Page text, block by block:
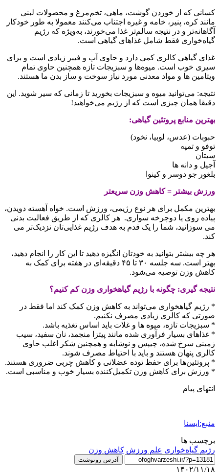
کسانی که از خوردن گوشت، ماهی، تخم‌مرغ و محصولات لبنی
مانند کره، پنیر، خامه و غیره اجتناب می‌کنند معمولا به طور خودکار
آگاهانه‌تر و در نتیجه سالم‌تر غذا می‌خورند، به‌ویژه که رژیم
گیاه‌خواری فقط شامل غذاهای گیاهی است.
غذای گیاهی کالری کمی دارد و حاوی آب و فیبر زیادی است و برای
سیری خوب است. میوه‌ها و سبزیجات تازه همچنین حاوی تمام
ویتامین ها و مواد معدنی مورد نیاز سوخت و ساز بدن ما هستند.
نتیجه: می‌توانید میوه و سبزیجات بخورید تا زمانی که سیر شوید. این
دقیقا همان چیزی است که از رژیم می‌خواهید!
بهترین منابع پروتئین گیاهی:
حبوبات (عدس، لوبیا، نخود)
توفو و تمپه
سیتان
آجیل و دانه ها
بلغور جو دوسر و کینوا
ورزش بیشتر = کاهش وزن سریعتر
بهترین مکمل برای هر نوع رژیمی، ورزش است. خواه آهسته دویدن،
پیاده روی یا دوچرخه سواری. هر کالری که از طریق فعالیت بدنی
می سوزانید، شما را یک قدم به هدف رژیم غذایی‌تان نزدیک‌تر می
کند.
هر چه بیشتر بتوانید به خودتان انگیزه دهید تا این کار را انجام دهید،
بهتر است. سه جلسه ۳۰ تا ۴۵ دقیقه‌ای در هفته برای کمک به
کاهش وزن توصیه می‌شود.
نتیجه گیری: چگونه با رژیم گیاهخواری وزن کم کنیم؟
* رژیم گیاهخواری می‌تواند به کاهش وزن کمک کند اما فقط در
صورتی که کالری زیادی مصرف نکنیم.
* سبزیجات تازه، میوه ها و غلات باید اساس تغذیه باشد.
* غذاهای بسیار فرآوری شده مانند پیتزا منجمد، نان سفید، سیب
زمینی سرخ شده، چیپس و نوشابه و همچنین شکر اغلب حاوی
کالری پنهان هستند و باید با احتیاط مصرف شوند.
* پروتئین‌ها برای حفظ توده عضلانی و کاهش چربی ضروری هستند.
* ورزش برای کاهش وزن تکمیل‌کننده بسیار خوب و مناسبی است.
انتهای پیام
منبع:ایسنا
برچسب ها
رژیم گیاه‌خواری علم ورزش كاهش وزن
آدرس رونوشت
۱۴۰۲/۱۱/۱۸